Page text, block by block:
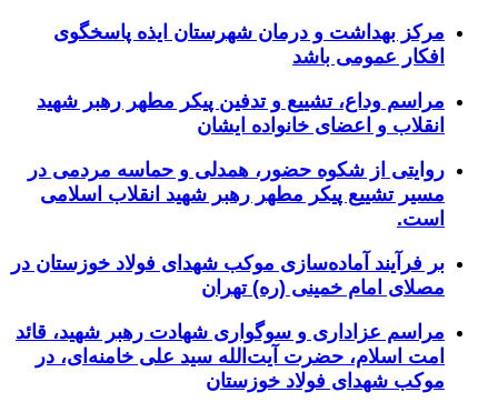
مرکز بهداشت و درمان شهرستان ایذه پاسخگوی
افکار عمومی باشد
مراسم وداع، تشییع و تدفین پیکر مطهر رهبر شهید
انقلاب و اعضای خانواده ایشان
روایتی از شکوه حضور، همدلی و حماسه مردمی در
مسیر تشییع پیکر مطهر رهبر شهید انقلاب اسلامی
است.
بر فرآیند آماده‌سازی موکب شهدای فولاد خوزستان در
مصلای امام خمینی (ره) تهران
مراسم عزاداری و سوگواری شهادت رهبر شهید، قائد
امت اسلام، حضرت آیت‌الله سید علی خامنه‌ای، در
موکب شهدای فولاد خوزستان